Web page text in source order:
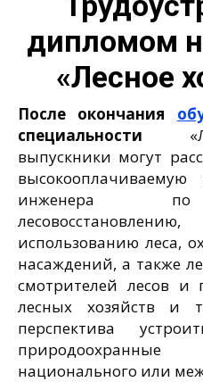
дипломом
«Лесное
После окончания
специальности
выпускники могут
инженера по
использованию леса,
насаждений, а также
смотрителей лесов и
лесных хозяйств и
перспектива
национального или